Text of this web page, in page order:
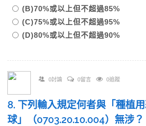
(B)70%或以上但不超過85%
(C)75%或以上但不超過95%
(D)80%或以上但不超過90%
0討論 0留言 0追蹤
8. 下列輸入規定何者與「種植
球」（0703.20.10.004）無涉？